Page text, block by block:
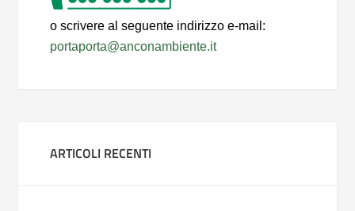
o scrivere al seguente indirizzo e-mail:
portaporta@anconambiente.it
ARTICOLI RECENTI